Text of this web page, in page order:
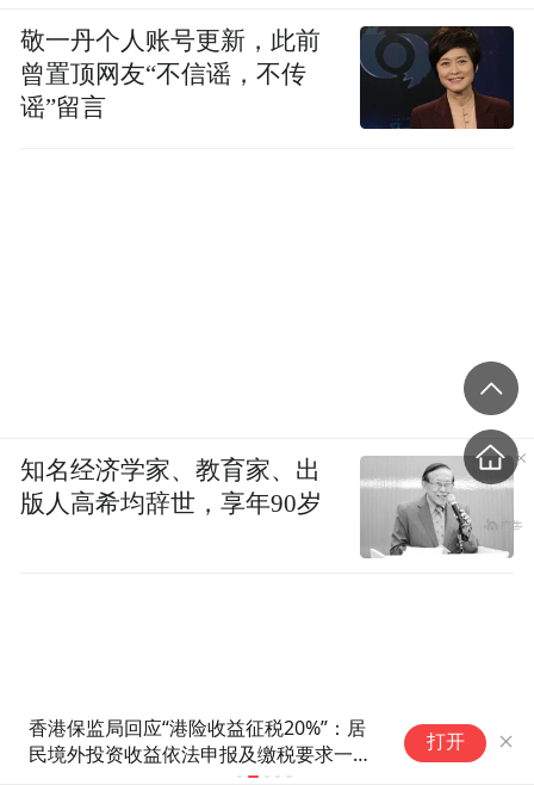
香港保监局回应“港险收益征税20%”：居
民境外投资收益依法申报及缴税要求一直
德国高温
纪录
打开
敬一丹个人账号更新，此前
曾置顶网友“不信谣，不传
谣”留言
知名经济学家、教育家、出
版人高希均辞世，享年90岁